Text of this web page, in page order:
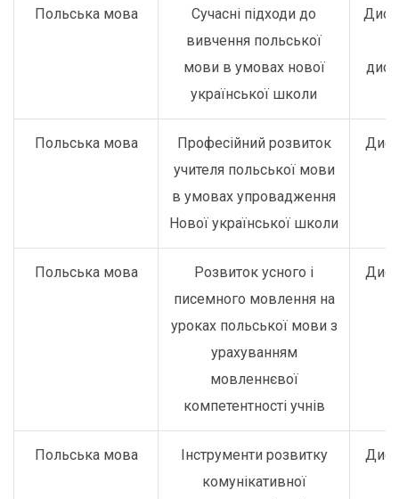
Польська мова
Сучасні підходи до
вивчення польської
мови в умовах нової
української школи
Польська мова
Професійний розвиток
учителя польської мови
в умовах упровадження
Нової української школи
Польська мова
Розвиток усного і
писемного мовлення на
уроках польської мови з
урахуванням
мовленнєвої
компетентності учнів
Польська мова
Інструменти розвитку
комунікативної